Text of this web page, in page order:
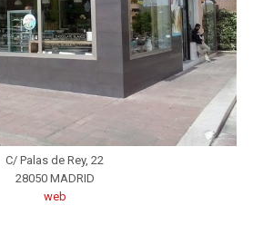
C/ Palas de Rey, 22
28050 MADRID
web